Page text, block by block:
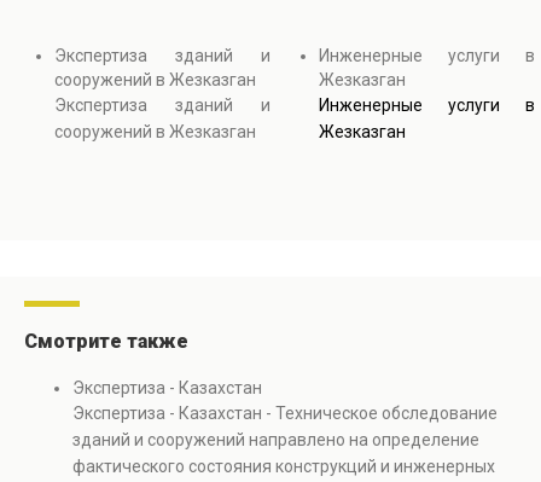
Экспертиза зданий и
сооружений в Жезказган
Экспертиза зданий и
сооружений в Жезказган
Инженерные услуги в
Жезказган
Инженерные услуги в
Жезказган
Смотрите также
Экспертиза - Казахстан
Экспертиза - Казахстан - Техническое обследование
зданий и сооружений направлено на определение
фактического состояния конструкций и инженерных